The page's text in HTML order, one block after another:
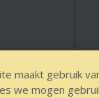
smart concepts
maakt gebruik
we mogen